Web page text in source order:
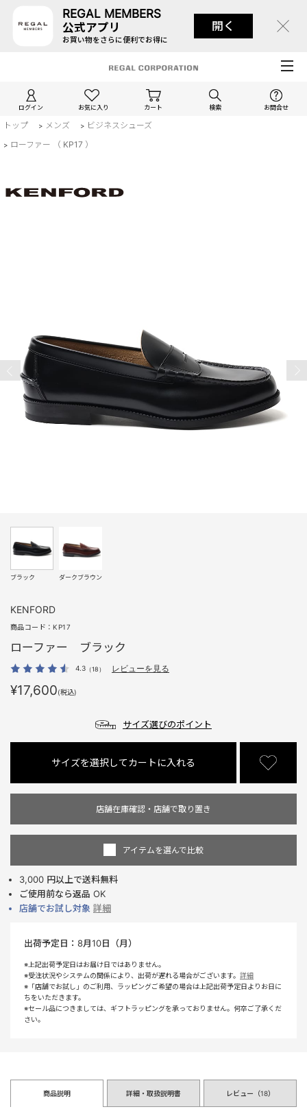
REGAL MEMBERS
公式アプリ
お買い物をさらに便利でお得に
開く
ログイン お気に入り カート 検索 お問合せ
トップ > メンズ > ビジネスシューズ
> ローファー （ KP17 ）
ブラック ダークブラウン
KENFORD
商品コード：KP17
ローファー ブラック
4.3 （18） レビューを見る
¥17,600(税込)
サイズ選びのポイント
サイズを選択してカートに入れる
店舗在庫確認・店舗で取り置き
アイテムを選んで比較
3,000 円以上で送料無料
ご使用前なら返品 OK
店舗でお試し対象 詳細
出荷予定日： 8月10日（月）
※上記出荷予定日はお届け日ではありません。
※受注状況やシステムの関係により、出荷が遅れる場合がございます。 詳細
※「店舗でお試し」のご利用、ラッピングご希望の場合は上記出荷予定日よりお日に
ちをいただきます。
※セール品につきましては、ギフトラッピングを承っておりません。何卒ご了承くだ
さい。
商品説明 詳細・取扱説明書 レビュー（18）